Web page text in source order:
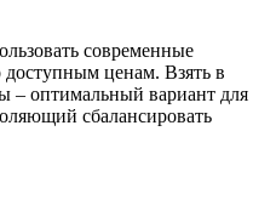
современные
ценам. Взять в
– оптимальный вариант для
сбалансировать